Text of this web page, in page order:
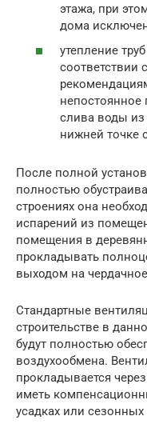
этажа, при
дома
утепление
соответствии
непостоянное
слива воды из
нижней точке
После полной
полностью
строениях она
испарений из
помещения в
прокладывать
выходом на
Стандартные
строительстве в
будут полностью
воздухообмена.
прокладывается
иметь
усадках или